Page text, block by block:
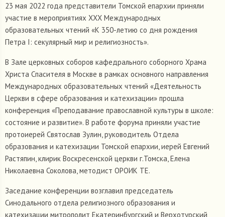
23 мая 2022 года представители Томской епархии приняли
участие в мероприятиях ХХХ Международных
образовательных чтений «К 350-летию со дня рождения
Петра I: секулярный мир и религиозность».
В Зале церковных соборов кафедрального соборного Храма
Христа Спасителя в Москве в рамках основного направления
Международных образовательных чтений «Деятельность
Церкви в сфере образования и катехизации» прошла
конференция «Преподавание православной культуры в школе:
состояние и развитие». В работе форума приняли участие
протоиерей Святослав Зулин, руководитель Отдела
образования и катехизации Томской епархии, иерей Евгений
Растяпин, клирик Воскресенской церкви г.Томска, Елена
Николаевна Соколова, методист ОРОИК ТЕ.
Заседание конференции возглавил председатель
Синодального отдела религиозного образования и
катехизации митрополит Екатеринбургский и Верхотурский